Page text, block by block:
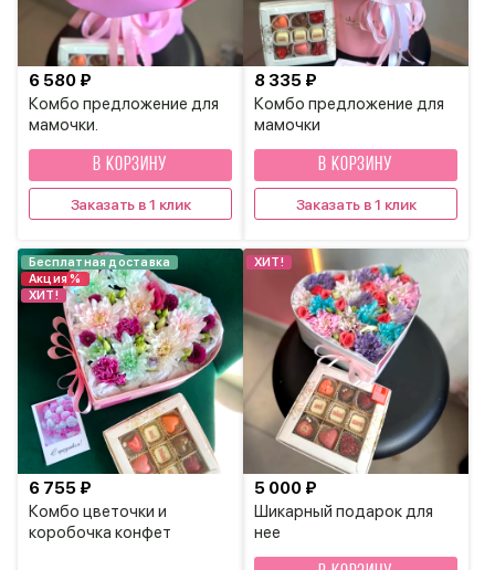
Комбо предложение для
мамочки.
6 580 ₽
В КОРЗИНУ
Заказать в 1 клик
Комбо предложение для
мамочки
8 335 ₽
В КОРЗИНУ
Заказать в 1 клик
Бесплатная доставка
Акция %
ХИТ!
Комбо цветочки и
коробочка конфет
6 755 ₽
ХИТ!
Шикарный подарок для
нее
5 000 ₽